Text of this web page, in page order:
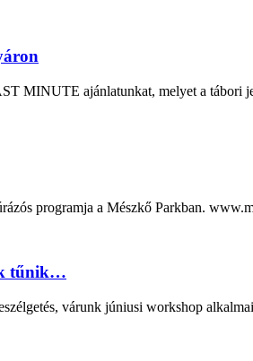
MINUTE ajánlatunkat, melyet a
programja a Mészkő Parkban.
tűnik…
várunk júniusi workshop